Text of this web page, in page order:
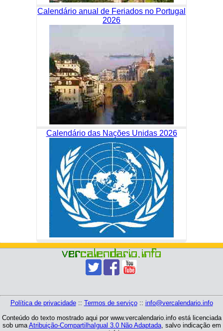
Calendário anual de Feriados no Portugal
2026
Calendário das Nações Unidas 2026
Política de privacidade:: Termos de serviço:: info@vercalendario.info
Conteúdo do texto mostrado aqui por www.vercalendario.info está licenciada
sob umaAtribuição-CompartilhaIgual 3.0 Não Adaptada, salvo indicação em